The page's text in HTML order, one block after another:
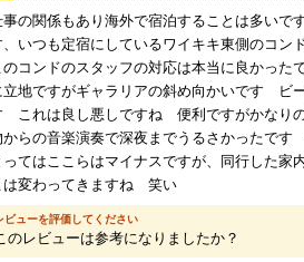
GRAND ISLANDER
BY HILTON GRA
ND VACATIONS
HILTON
事の関係もあり海外で宿泊することは多い
、いつも定宿にしているワイキキ東側のコン
のコンドのスタッフの対応は本当に良かっ
立地ですがギャラリアの斜め向かいです ビ
これは良し悪しですね 便利ですがかなり
からの音楽演奏で深夜までうるさかったで
ってはここらはマイナスですが、同行した家
は変わってきますね 笑い
ビューを評価してください
のレビューは参考になりましたか？